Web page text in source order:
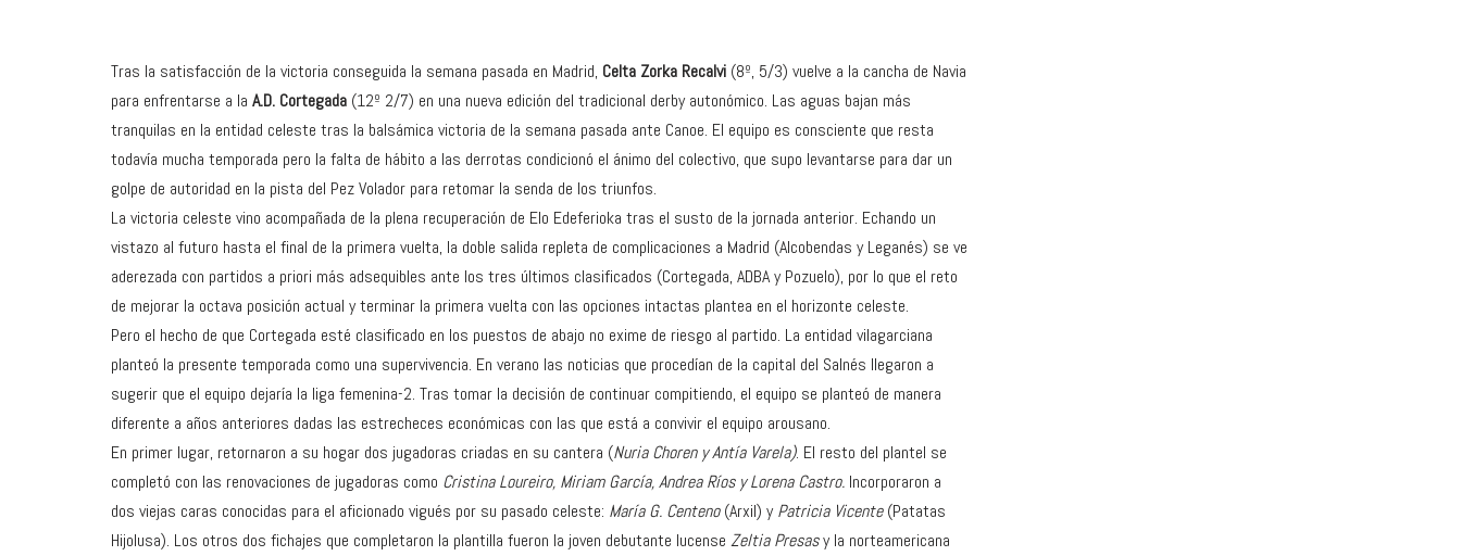
Tras la satisfacción de la victoria conseguida la semana pasada en Madrid, Celta Zorka Recalvi (8º, 5/3) vuelve a la cancha de Navia
para enfrentarse a la A.D. Cortegada (12º 2/7) en una nueva edición del tradicional derby autonómico. Las aguas bajan más
tranquilas en la entidad celeste tras la balsámica victoria de la semana pasada ante Canoe. El equipo es consciente que resta
todavía mucha temporada pero la falta de hábito a las derrotas condicionó el ánimo del colectivo, que supo levantarse para dar un
golpe de autoridad en la pista del Pez Volador para retomar la senda de los triunfos.
La victoria celeste vino acompañada de la plena recuperación de Elo Edeferioka tras el susto de la jornada anterior. Echando un
vistazo al futuro hasta el final de la primera vuelta, la doble salida repleta de complicaciones a Madrid (Alcobendas y Leganés) se ve
aderezada con partidos a priori más adsequibles ante los tres últimos clasificados (Cortegada, ADBA y Pozuelo), por lo que el reto
de mejorar la octava posición actual y terminar la primera vuelta con las opciones intactas plantea en el horizonte celeste.
Pero el hecho de que Cortegada esté clasificado en los puestos de abajo no exime de riesgo al partido. La entidad vilagarciana
planteó la presente temporada como una supervivencia. En verano las noticias que procedían de la capital del Salnés llegaron a
sugerir que el equipo dejaría la liga femenina-2. Tras tomar la decisión de continuar compitiendo, el equipo se planteó de manera
diferente a años anteriores dadas las estrecheces económicas con las que está a convivir el equipo arousano.
En primer lugar, retornaron a su hogar dos jugadoras criadas en su cantera (Nuria Choren y Antía Varela). El resto del plantel se
completó con las renovaciones de jugadoras como Cristina Loureiro, Miriam García, Andrea Ríos y Lorena Castro. Incorporaron a
dos viejas caras conocidas para el aficionado vigués por su pasado celeste: María G. Centeno(Arxil) yPatricia Vicente(Patatas
Hijolusa). Los otros dos fichajes que completaron la plantilla fueron la joven debutante lucense Zeltia Presasy la norteamericana